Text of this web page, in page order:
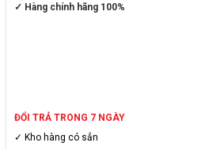
✓ Hàng chính hãng 100%
ĐỔI TRẢ TRONG 7 NGÀY
✓ Kho hàng có sẳn